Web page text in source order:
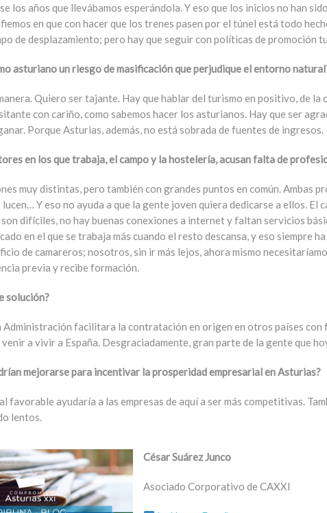
los años que llevábamos esperándola. Y eso que los inicios no han
en que con hacer que los trenes pasen por el túnel está todo
de desplazamiento; pero hay que seguir con políticas de promoción
asturiano un riesgo de masificación que perjudique el entorno
Quiero ser tajante. Hay que hablar del turismo en positivo, de
con cariño, como sabemos hacer los asturianos. Hay que ser
Porque Asturias, además, no está sobrada de fuentes de ingresos.
en los que trabaja, el campo y la hostelería, acusan falta de
muy distintas, pero también con grandes puntos en común.
Y eso no ayuda a que la gente joven quiera dedicarse a ellos. El
difíciles, no hay buenas conexiones a internet y faltan servicios
en el que se trabaja más cuando el resto descansa, y eso siempre
de camareros; nosotros, sin ir más lejos, ahora mismo
previa y recibe formación.
solución?
Administración facilitara la contratación en origen en otros países
a vivir a España. Desgraciadamente, gran parte de la gente que
mejorarse para incentivar la prosperidad empresarial en Asturias?
favorable ayudaría a las empresas de aquí a ser más competitivas.
lentos.
César Suárez Junco
Asociado Corporativo de CAXXI